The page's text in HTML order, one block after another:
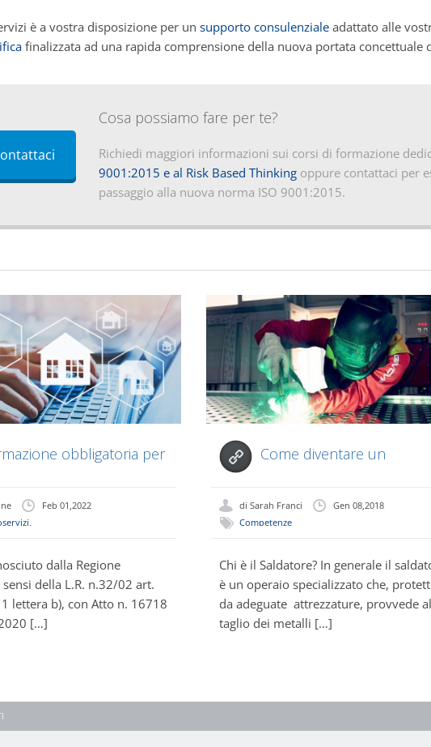
è a vostra disposizione per un supporto consulenziale adattato alle
finalizzata ad una rapida comprensione della nuova portata concettuale
Cosa possiamo fare per te?
Richiedi maggiori informazioni sui corsi di formazione
9001:2015 e al Risk Based Thinking oppure contattaci per
passaggio alla nuova norma ISO 9001:2015.
obbligatoria per
Feb 01,2022
dalla Regione
sensi della L.R. n.32/02 art.
lettera b), con Atto n. 16718
[…]
Come diventare un
saldatore certificato
di Sarah Franci
Gen 08,2018
Competenze
Chi è il Saldatore? In generale il
è un operaio specializzato che,
da adeguate attrezzature, provvede al
taglio dei metalli […]